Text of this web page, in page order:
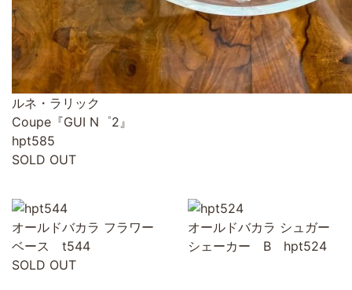
ルネ・ラリック
Coupe『GUI N゜2』
hpt585
SOLD OUT
オールドバカラ フラワー
ベース t544
SOLD OUT
オールドバカラ シュガー
シェーカー B hpt524